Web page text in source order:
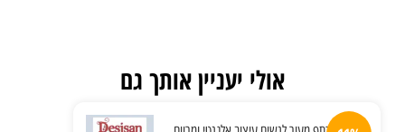
אולי יעניין אותך גם